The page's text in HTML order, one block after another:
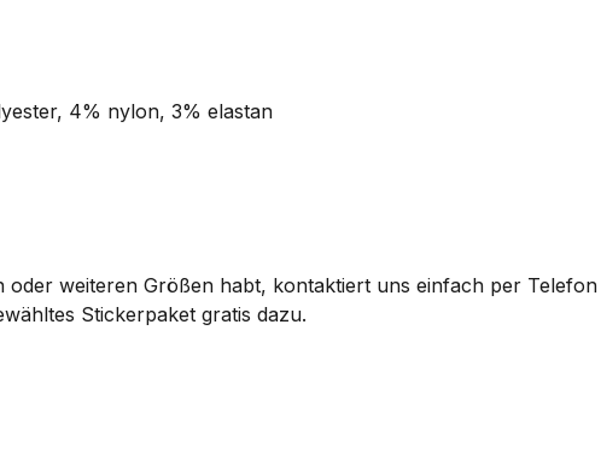
4% nylon, 3% elastan
weiteren Größen habt, kontaktiert uns einfach per Telefon
Stickerpaket gratis dazu.